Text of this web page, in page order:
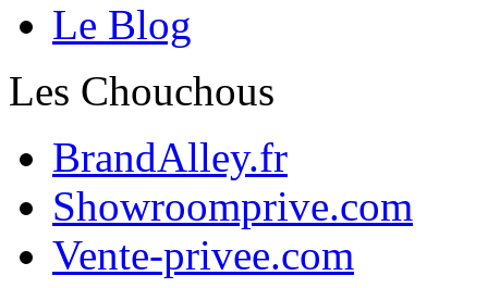
Le Blog
Les Chouchous
BrandAlley.fr
Showroomprive.com
Vente-privee.com